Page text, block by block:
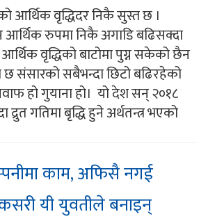
आर्थिक वृद्धिदर निकै सुस्त छ ।
आर्थिक रुपमा निकै अगाडि बढिसक्दा
वृद्धिको बाटोमा पुग्न सकेको छैन
छ संसारको सबैभन्दा छिटो बढिरहेको
हो गुयाना हो। यो देश सन् २०१८
द्रुत गतिमा बृद्धि हुने अर्थतन्त्र भएको
काम, अफिसै नगई
यी युवतीले बनाइन्